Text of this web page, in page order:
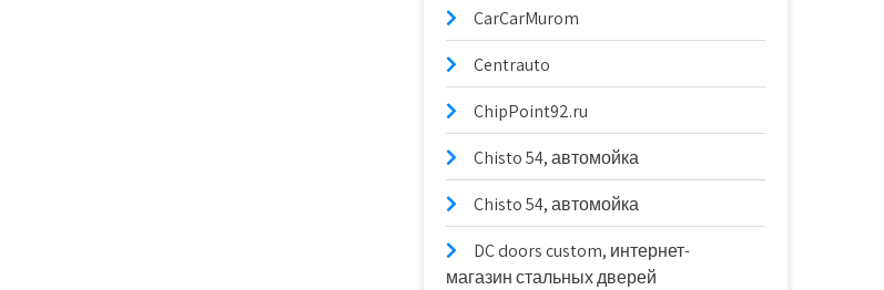
CarCarMurom
Centrauto
ChipPoint92.ru
Chisto 54, автомойка
Chisto 54, автомойка
DC doors custom, интернет-
магазин стальных дверей